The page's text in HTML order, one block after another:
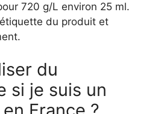
720 g/L environ 25 ml.
du produit et
du
si je suis un